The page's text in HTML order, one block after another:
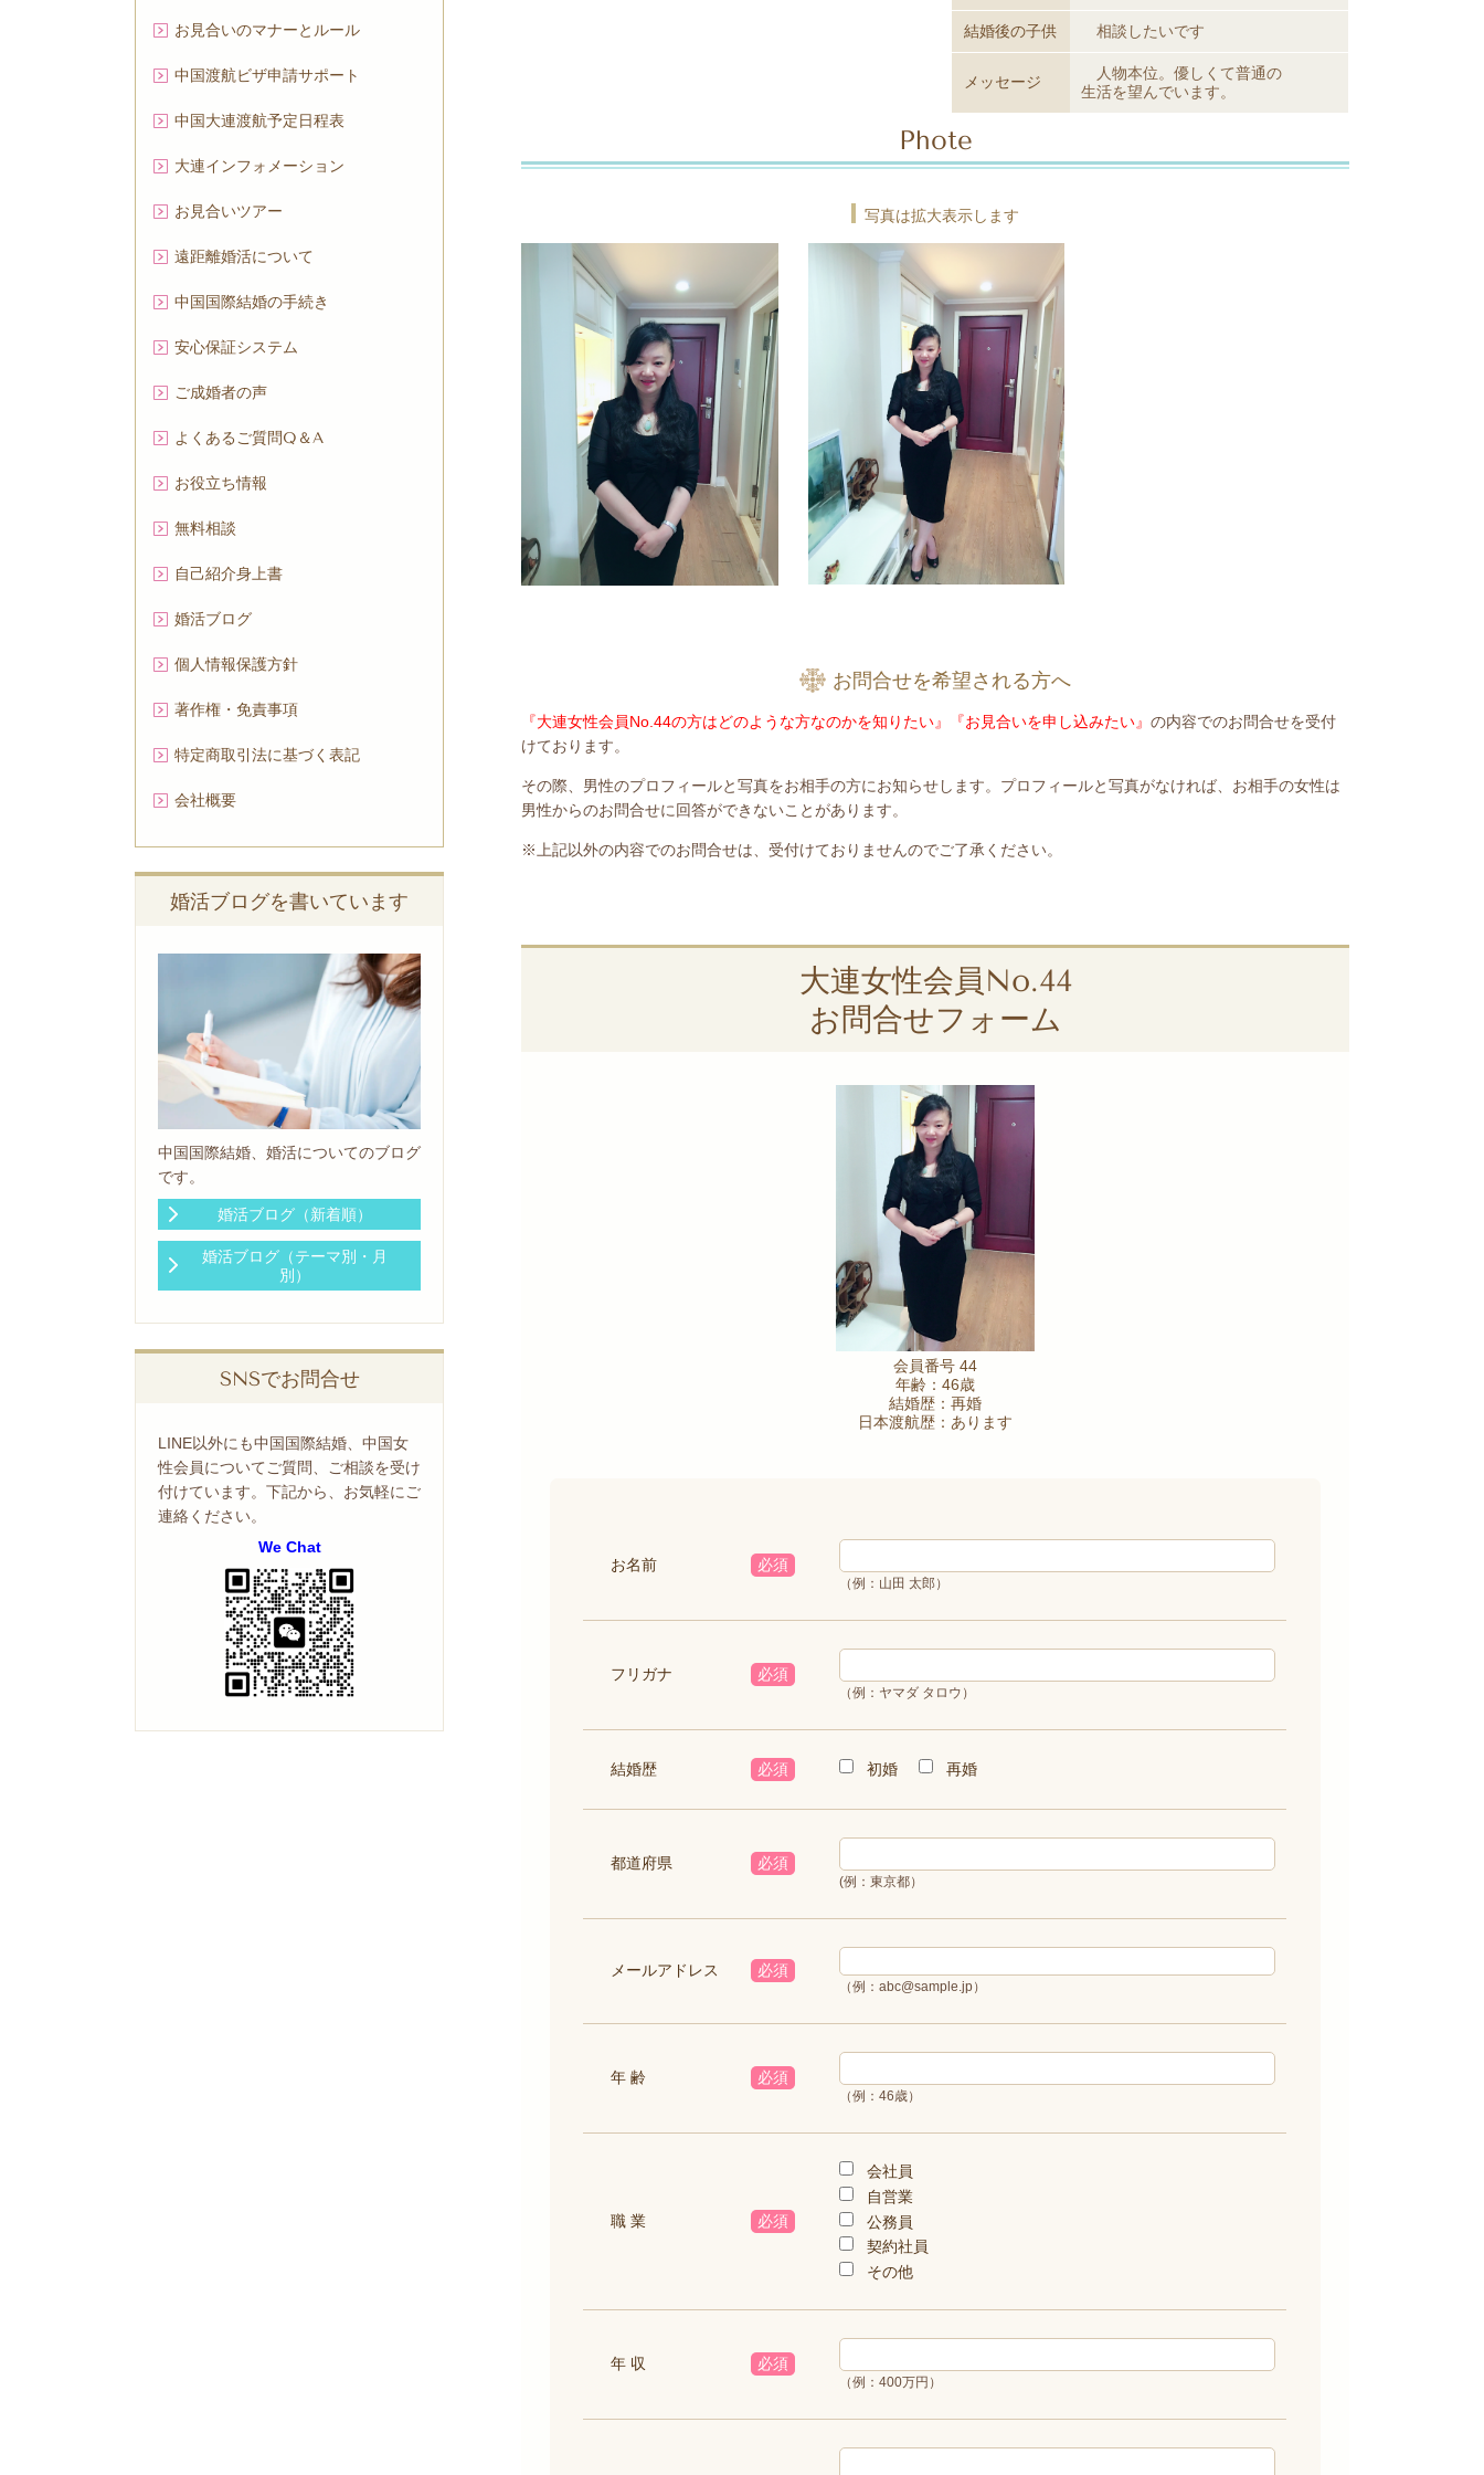
結婚後の子供 相談したいです
メッセージ
人物本位。優しくて普通の
生活を望んでいます。
Phote
写真は拡大表示します
お問合せを希望される方へ
『大連女性会員No.44の方はどのような方なのかを知りたい』『お見合いを申し込みたい』 の内容でのお問合せを受付
けております。
その際、男性のプロフィールと写真をお相手の方にお知らせします。プロフィールと写真がなければ、お相手の女性は
男性からのお問合せに回答ができないことがあります。
※上記以外の内容でのお問合せは、受付けておりませんのでご了承ください。
大連女性会員No.44
お問合せフォーム
会員番号 44
年齢：46歳
結婚歴：再婚
日本渡航歴：あります
お名前 必須
（例：山田 太郎）
フリガナ 必須
（例：ヤマダ タロウ）
結婚歴 必須 初婚 再婚
都道府県 必須
(例：東京都）
メールアドレス 必須
（例：abc@sample.jp）
年 齢 必須
（例：46歳）
職 業 必須
会社員
自営業
公務員
契約社員
その他
年 収 必須
（例：400万円）
お見合いのマナーとルール
中国渡航ビザ申請サポート
中国大連渡航予定日程表
大連インフォメーション
お見合いツアー
遠距離婚活について
中国国際結婚の手続き
安心保証システム
ご成婚者の声
よくあるご質問Q＆A
お役立ち情報
無料相談
自己紹介身上書
婚活ブログ
個人情報保護方針
著作権・免責事項
特定商取引法に基づく表記
会社概要
婚活ブログを書いています
中国国際結婚、婚活についてのブログ
です。
婚活ブログ（新着順）
婚活ブログ（テーマ別・月
別）
SNSでお問合せ
LINE以外にも中国国際結婚、中国女
性会員についてご質問、ご相談を受け
付けています。下記から、お気軽にご
連絡ください。
We Chat